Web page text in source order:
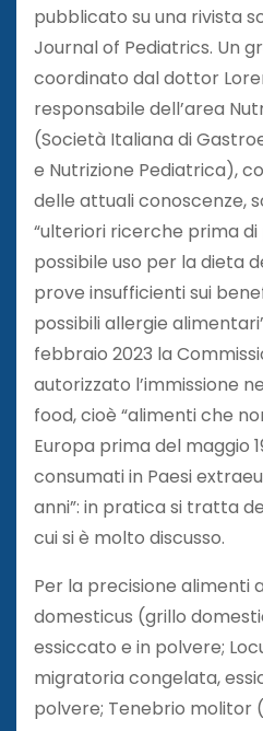
pubblicato su una rivista
Journal of Pediatrics. Un
coordinato dal dottor
responsabile dell’area
(Società Italiana di
e Nutrizione Pediatrica),
delle attuali conoscenze,
“ulteriori ricerche prima di
possibile uso per la dieta
prove insufficienti sui
possibili allergie
febbraio 2023 la
autorizzato l’immissione
food, cioè “alimenti che
Europa prima del maggio
consumati in Paesi
anni”: in pratica si tratta
cui si è molto discusso.
Per la precisione alimenti
domesticus (grillo
essiccato e in polvere;
migratoria congelata,
polvere; Tenebrio molitor